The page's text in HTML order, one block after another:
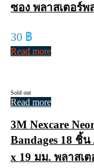
ซอง พลาสเตอร์พ
30 ฿
Read more
Sold out
Read more
3M Nexcare
Bandages 18 ชิ้น
x 19 มม. พลาสเต